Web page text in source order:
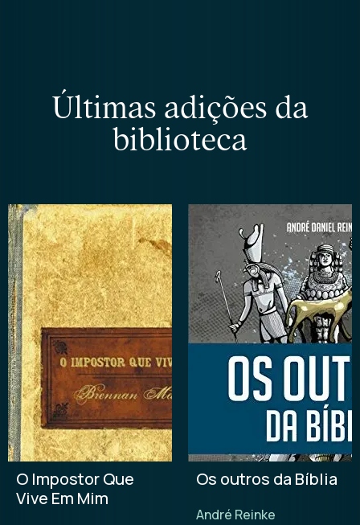
Últimas adições da
biblioteca
O Impostor Que
Vive Em Mim
Os outros da Bíblia
André Reinke